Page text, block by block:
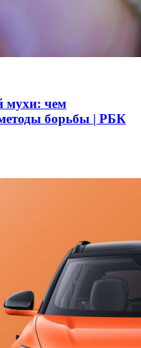
мухи: чем
методы борьбы | РБК